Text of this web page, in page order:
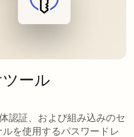
ール
認証、および組み込みのセ
を使用するパスワードレ